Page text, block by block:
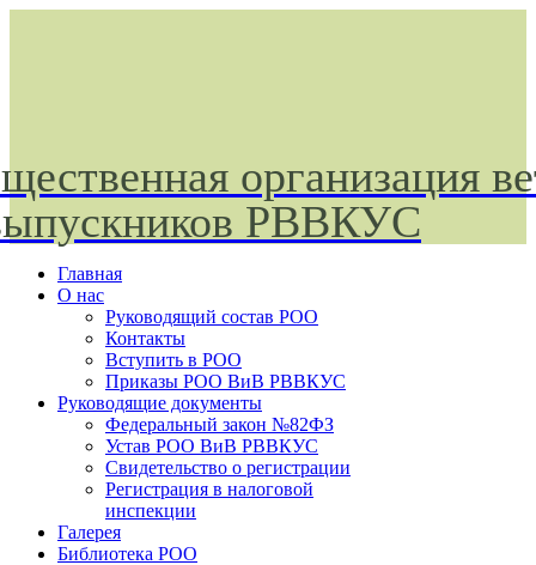
организация
РВВКУС
Главная
О нас
Руководящий состав РОО
Контакты
Вступить в РОО
Приказы РОО ВиВ РВВКУС
Руководящие документы
Федеральный закон №82ФЗ
Устав РОО ВиВ РВВКУС
Свидетельство о регистрации
Регистрация в налоговой
инспекции
Галерея
Библиотека РОО